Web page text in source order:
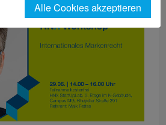
Alle Cookies akzeptieren